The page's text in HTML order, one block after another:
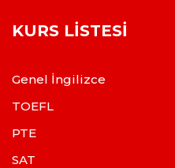
KURS LISTESI
Genel İngilizce
TOEFL
PTE
SAT